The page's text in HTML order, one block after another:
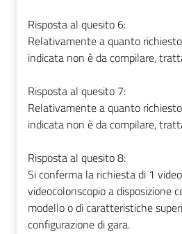
Risposta al quesito 6:
Relativamente a quanto
indicata non è da compilare,
Risposta al quesito 7:
Relativamente a quanto
indicata non è da compilare,
Risposta al quesito 8:
Si conferma la richiesta di 1
videocolonscopio a disposizione
modello o di caratteristiche
configurazione di gara.